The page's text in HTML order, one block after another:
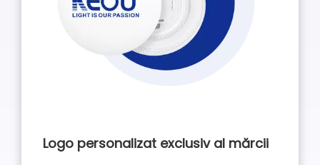
Logo personalizat exclusiv al mărcii